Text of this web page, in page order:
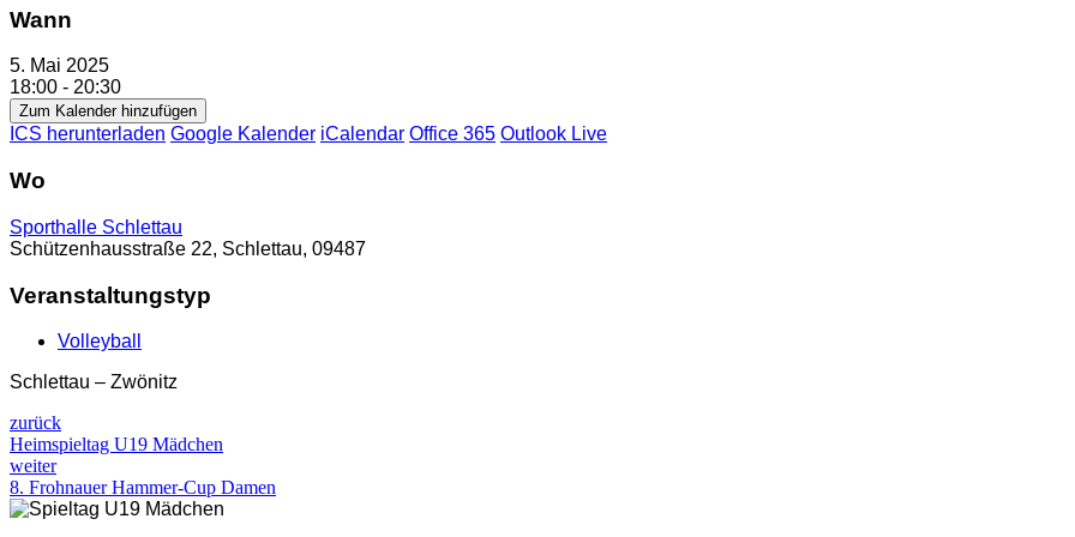
Wann
5. Mai 2025
18:00 - 20:30
Zum Kalender hinzufügen
ICS herunterladen Google Kalender iCalendar Office 365 Outlook Live
Wo
Sporthalle Schlettau
Schützenhausstraße 22, Schlettau, 09487
Veranstaltungstyp
Volleyball
Schlettau – Zwönitz
zurück
Heimspieltag U19 Mädchen
weiter
8. Frohnauer Hammer-Cup Damen